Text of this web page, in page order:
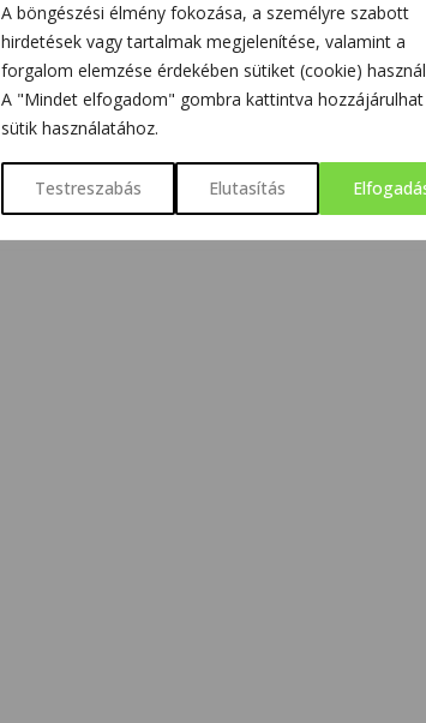
A böngészési élmény fokozása, a személyre szabott
hirdetések vagy tartalmak megjelenítése, valamint a
forgalom elemzése érdekében sütiket (cookie)
A "Mindet elfogadom" gombra kattintva hozzájárulhat
sütik használatához.
Testreszabás Elutasítás